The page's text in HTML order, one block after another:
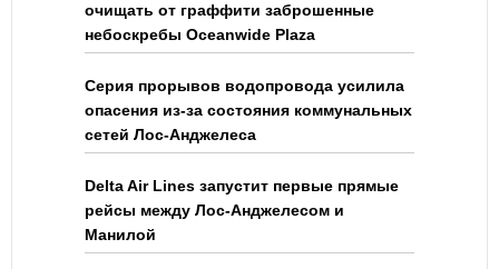
очищать от граффити заброшенные
небоскребы Oceanwide Plaza
Серия прорывов водопровода усилила
опасения из-за состояния коммунальных
сетей Лос-Анджелеса
Delta Air Lines запустит первые прямые
рейсы между Лос-Анджелесом и
Манилой